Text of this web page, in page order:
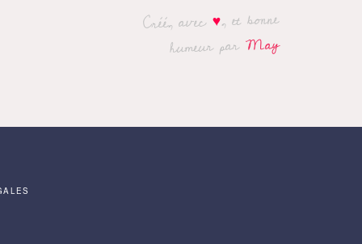
Créé, avec♥, et bonne
humeur parMay